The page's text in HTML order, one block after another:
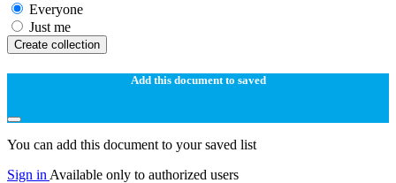
Everyone
Just me
Create collection
Add this document to saved
You can add this document to your saved list
Sign in Available only to authorized users